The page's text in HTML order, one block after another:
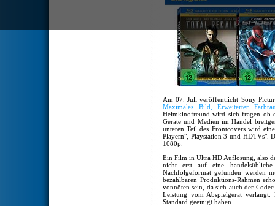
Am 07. Juli veröffentlicht Sony
Maximales Bild, Erweiterter
Heimkinofreund wird sich fragen ob
Geräte und Medien im Handel
unteren Teil des Frontcovers wird
Playern", Playstation 3 und HDTVs".
1080p.
Ein Film in Ultra HD Auflösung, also
nicht erst auf eine
Nachfolgeformat gefunden werden
bezahlbaren Produktions-Rahmen
vonnöten sein, da sich auch der
Leistung vom Abspielgerät
Standard geeinigt haben.